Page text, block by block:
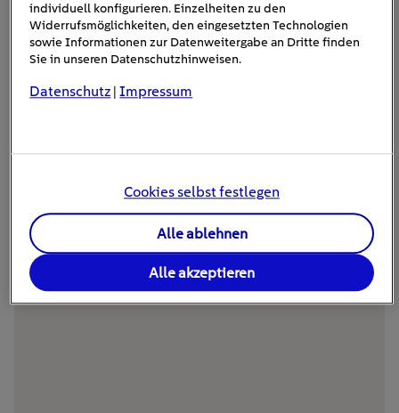
# Energie sparen # Modernisieren und Bauen
individuell konfigurieren. Einzelheiten zu den
Widerrufsmöglichkeiten, den eingesetzten Technologien
sowie Informationen zur Datenweitergabe an Dritte finden
Sie in unseren Datenschutzhinweisen.
Datenschutz |Impressum
Cookies selbst festlegen
Alle ablehnen
Alle akzeptieren